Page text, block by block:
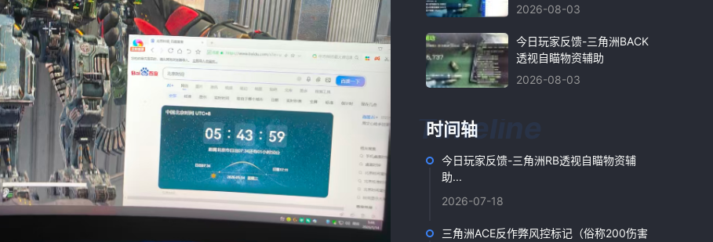
2026-08-03
今日玩家反馈-三角洲BACK
透视自瞄物资辅助
2026-08-03
时间轴
今日玩家反馈-三角洲RB透视自瞄物资辅
助...
2026-07-18
三角洲ACE反作弊风控标记（俗称200伤害